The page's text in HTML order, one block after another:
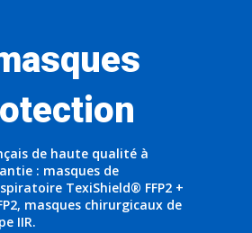
de haute qualité à
: masques de
TexiShield® FFP2 +
masques chirurgicaux de
IIR.